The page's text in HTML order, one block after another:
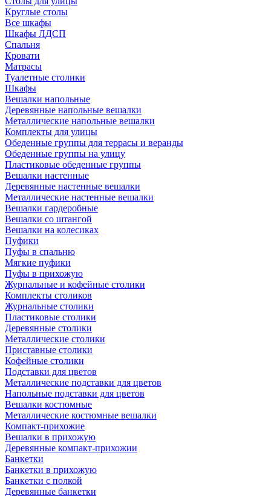
Круглые столы
Все шкафы
Шкафы ЛДСП
Спальня
Кровати
Матрасы
Туалетные столики
Шкафы
Вешалки напольные
Деревянные напольные вешалки
Металлические напольные вешалки
Комплекты для улицы
Обеденные группы для террасы и веранды
Обеденные группы на улицу
Пластиковые обеденные группы
Вешалки настенные
Деревянные настенные вешалки
Металлические настенные вешалки
Вешалки гардеробные
Вешалки со штангой
Вешалки на колесиках
Пуфики
Пуфы в спальню
Мягкие пуфики
Пуфы в прихожую
Журнальные и кофейные столики
Комплекты столиков
Журнальные столики
Пластиковые столики
Деревянные столики
Металлические столики
Приставные столики
Кофейные столики
Подставки для цветов
Металлические подставки для цветов
Напольные подставки для цветов
Вешалки костюмные
Металлические костюмные вешалки
Компакт-прихожие
Вешалки в прихожую
Деревянные компакт-прихожии
Банкетки
Банкетки в прихожую
Банкетки с полкой
Деревянные банкетки